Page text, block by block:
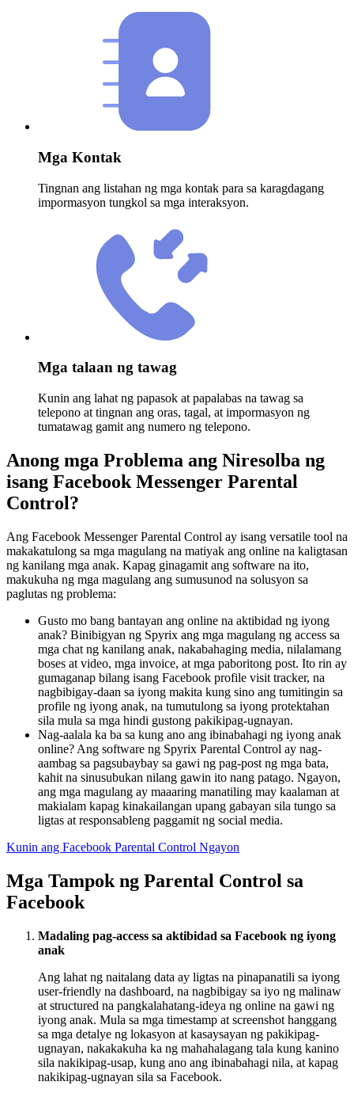
Mga Kontak
Tingnan ang listahan ng mga kontak para sa karagdagang
impormasyon tungkol sa mga interaksyon.
Mga talaan ng tawag
Kunin ang lahat ng papasok at papalabas na tawag sa
telepono at tingnan ang oras, tagal, at impormasyon ng
tumatawag gamit ang numero ng telepono.
Anong mga Problema ang Niresolba ng
isang Facebook Messenger Parental
Control?
Ang Facebook Messenger Parental Control ay isang versatile tool na
makakatulong sa mga magulang na matiyak ang online na kaligtasan
ng kanilang mga anak. Kapag ginagamit ang software na ito,
makukuha ng mga magulang ang sumusunod na solusyon sa
paglutas ng problema:
Gusto mo bang bantayan ang online na aktibidad ng iyong
anak? Binibigyan ng Spyrix ang mga magulang ng access sa
mga chat ng kanilang anak, nakabahaging media, nilalamang
boses at video, mga invoice, at mga paboritong post. Ito rin ay
gumaganap bilang isang Facebook profile visit tracker, na
nagbibigay-daan sa iyong makita kung sino ang tumitingin sa
profile ng iyong anak, na tumutulong sa iyong protektahan
sila mula sa mga hindi gustong pakikipag-ugnayan.
Nag-aalala ka ba sa kung ano ang ibinabahagi ng iyong anak
online? Ang software ng Spyrix Parental Control ay nag-
aambag sa pagsubaybay sa gawi ng pag-post ng mga bata,
kahit na sinusubukan nilang gawin ito nang patago. Ngayon,
ang mga magulang ay maaaring manatiling may kaalaman at
makialam kapag kinakailangan upang gabayan sila tungo sa
ligtas at responsableng paggamit ng social media.
Kunin ang Facebook Parental Control Ngayon
Mga Tampok ng Parental Control sa
Facebook
Madaling pag-access sa aktibidad sa Facebook ng iyong
anak
Ang lahat ng naitalang data ay ligtas na pinapanatili sa iyong
user-friendly na dashboard, na nagbibigay sa iyo ng malinaw
at structured na pangkalahatang-ideya ng online na gawi ng
iyong anak. Mula sa mga timestamp at screenshot hanggang
sa mga detalye ng lokasyon at kasaysayan ng pakikipag-
ugnayan, nakakakuha ka ng mahahalagang tala kung kanino
sila nakikipag-usap, kung ano ang ibinabahagi nila, at kapag
nakikipag-ugnayan sila sa Facebook.